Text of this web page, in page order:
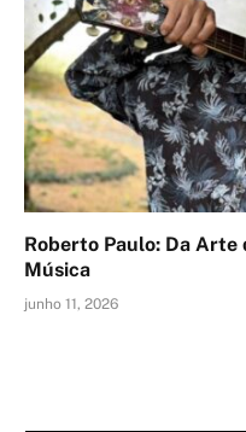
Roberto Paulo: Da Arte
Música
junho 11, 2026